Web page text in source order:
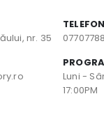
nr. 35
Luni -
17:00PM